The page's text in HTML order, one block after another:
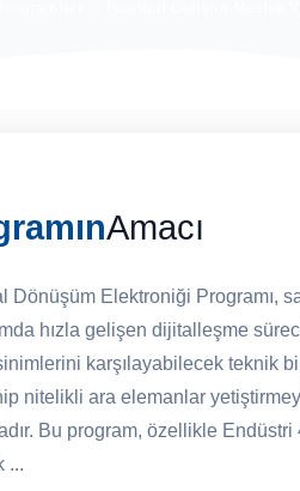
Amacı
Dönüşüm Elektroniği Programı,
hızla gelişen dijitalleşme
karşılayabilecek teknik
nitelikli ara elemanlar
Bu program, özellikle Endüstri
...